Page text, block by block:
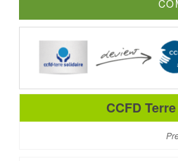
principal
CCFD